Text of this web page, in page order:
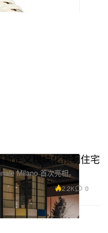
定义模块化预制住宅
Milano 首次亮相。
2.2K 0